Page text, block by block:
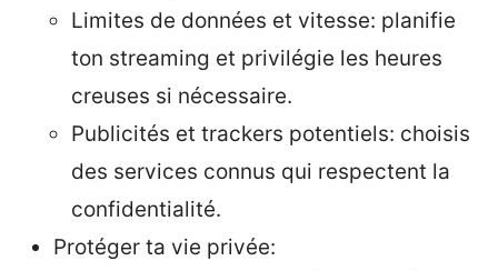
Limites de données et vitesse: planifie
ton streaming et privilégie les heures
creuses si nécessaire.
Publicités et trackers potentiels: choisis
des services connus qui respectent la
confidentialité.
Protéger ta vie privée: